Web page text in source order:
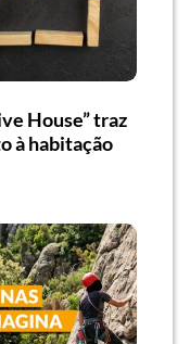
House” traz
à habitação